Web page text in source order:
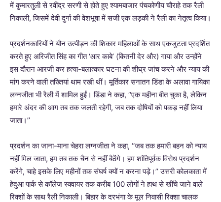
में कुमारतुली से रवींद्र सरणी से होते हुए श्यामबाजार पंचकोणीय चौराहे तक रैली
निकाली, जिसमें देवी दुर्गा की वेशभूषा में सजी एक लड़की ने रैली का नेतृत्व किया।
प्रदर्शनकारियों ने यौन उत्पीड़न की शिकार महिलाओं के साथ एकजुटता प्रदर्शित
करते हुए अरिजीत सिंह का गीत ‘आर काबे’ (कितनी देर और) गाया और उन्होंने
इस दौरान आरजी कर हत्या-बलात्कार घटना की शीघ्र जांच करने और न्याय की
मांग करने वाली तख्तियां थाम रखी थीं। मूर्तिकार सनातन डिंडा के अलावा गायिका
लग्नजीता भी रैली में शामिल हुईं। डिंडा ने कहा, ‘‘एक महीना बीत चुका है, लेकिन
हमारे अंदर की आग तब तक जलती रहेगी, जब तक दोषियों को पकड़ नहीं लिया
जाता।’’
प्रदर्शन का जाना-माना चेहरा लग्नजीता ने कहा, ‘‘जब तक हमारी बहन को न्याय
नहीं मिल जाता, हम तब तक चैन से नहीं बैठेंगे। हम शांतिपूर्वक विरोध प्रदर्शन
करेंगे, चाहे इसके लिए महीनों तक संघर्ष क्यों न करना पड़े।’’ उत्तरी कोलकाता में
हेदुआ पार्क से कॉलेज स्क्वायर तक करीब 100 लोगों ने हाथ से खींचे जाने वाले
रिक्शों के साथ रैली निकाली। बिहार के दरभंगा के मूल निवासी रिक्शा चालक